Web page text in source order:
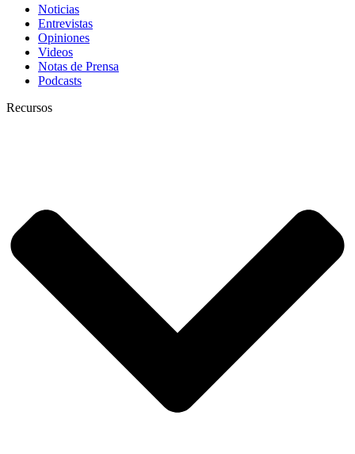
Noticias
Entrevistas
Opiniones
Videos
Notas de Prensa
Podcasts
Recursos